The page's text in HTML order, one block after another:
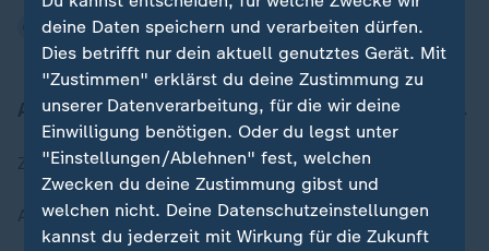
Aktuell bei ZDFheute
Zuletzt veröffentlicht
Aktuelle Sendungs-Videos
deine Daten speichern und verarbeiten dürfen.
Dies betrifft nur dein aktuell genutztes Gerät. Mit
"Zustimmen" erklärst du deine Zustimmung zu
unserer Datenverarbeitung, für die wir deine
Einwilligung benötigen. Oder du legst unter
"Einstellungen/Ablehnen" fest, welchen
Zwecken du deine Zustimmung gibst und
welchen nicht. Deine Datenschutzeinstellungen
kannst du jederzeit mit Wirkung für die Zukunft